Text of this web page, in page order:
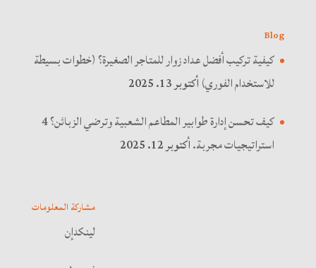
Blog
كيفية تركيب أفضل عداد زوار للمتاجر الصغيرة؟ (خطوات بسيطة
للاستخدام الفوري)أكتوبر 13. 2025
كيف تحسن إدارة طوابير المطاعم الشعبية وترضي الزبائن؟ 4
استراتيجيات مجربة.أكتوبر 12. 2025
مشاركة المعلومات
لينكدإن